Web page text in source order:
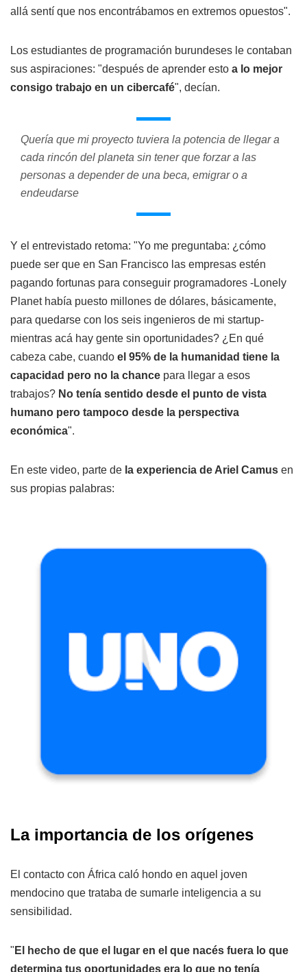
allá sentí que nos encontrábamos en extremos opuestos".
Los estudiantes de programación burundeses le contaban
sus aspiraciones: "después de aprender esto a lo mejor
consigo trabajo en un cibercafé", decían.
Quería que mi proyecto tuviera la potencia de llegar a
cada rincón del planeta sin tener que forzar a las
personas a depender de una beca, emigrar o a
endeudarse
Y el entrevistado retoma: "Yo me preguntaba: ¿cómo
puede ser que en San Francisco las empresas estén
pagando fortunas para conseguir programadores -Lonely
Planet había puesto millones de dólares, básicamente,
para quedarse con los seis ingenieros de mi startup-
mientras acá hay gente sin oportunidades? ¿En qué
cabeza cabe, cuando el 95% de la humanidad tiene la
capacidad pero no la chance para llegar a esos
trabajos? No tenía sentido desde el punto de vista
humano pero tampoco desde la perspectiva
económica".
En este video, parte de la experiencia de Ariel Camus en
sus propias palabras:
La importancia de los orígenes
El contacto con África caló hondo en aquel joven
mendocino que trataba de sumarle inteligencia a su
sensibilidad.
" El hecho de que el lugar en el que nacés fuera lo que
determina tus oportunidades era lo que no tenía